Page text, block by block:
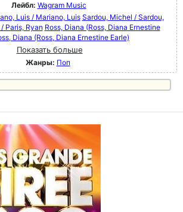
Лейбл: Wagram Music
Luis / Mariano, Luis Sardou, Michel / Sardou,
Paris, Ryan Ross, Diana (Ross, Diana Ernestine
Diana (Ross, Diana Ernestine Earle)
Показать больше
Жанры: Поп